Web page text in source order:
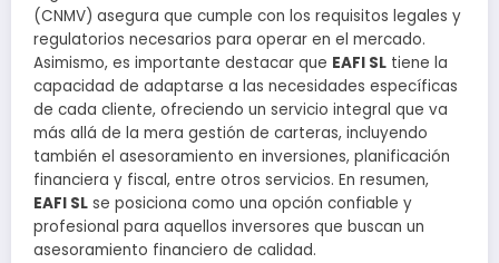
(CNMV) asegura que cumple con los requisitos legales y
regulatorios necesarios para operar en el mercado.
Asimismo, es importante destacar que EAFI SL tiene la
capacidad de adaptarse a las necesidades específicas
de cada cliente, ofreciendo un servicio integral que va
más allá de la mera gestión de carteras, incluyendo
también el asesoramiento en inversiones, planificación
financiera y fiscal, entre otros servicios. En resumen,
EAFI SL se posiciona como una opción confiable y
profesional para aquellos inversores que buscan un
asesoramiento financiero de calidad.